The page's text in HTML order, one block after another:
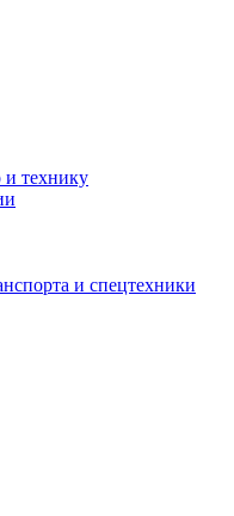
и технику
и спецтехники